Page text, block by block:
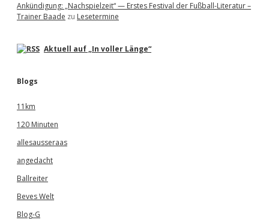
Ankündigung: „Nachspielzeit“ — Erstes Festival der Fußball-Literatur –
Trainer Baade zu Lesetermine
Aktuell auf „In voller Länge“
Blogs
11km
120 Minuten
allesausseraas
angedacht
Ballreiter
Beves Welt
Blog-G